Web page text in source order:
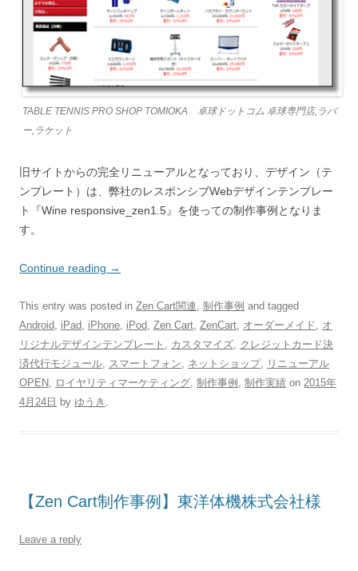
TABLE TENNIS PRO SHOP TOMIOKA 卓球ドットコム 卓球専門店,ラバ
ー,ラケット
旧サイトからの完全リニューアルとなっており、デザイン（テ
ンプレート）は、弊社のレスポンシブWebデザインテンプレー
ト『Wine responsive_zen1.5』を使っての制作事例となりま
す。
Continue reading →
This entry was posted in Zen Cart関連, 制作事例 and tagged
Android, iPad, iPhone, iPod, Zen Cart, ZenCart, オーダーメイド , オ
リジナルデザインテンプレート , カスタマイズ, クレジットカード決
済代行モジュール, スマートフォン, ネットショップ, リニューアル
OPEN, ロイヤリティマーケティング, 制作事例 , 制作実績 on 2015年
4月24日 by ゆうき .
【Zen Cart制作事例】東洋体機株式会社様
Leave a reply